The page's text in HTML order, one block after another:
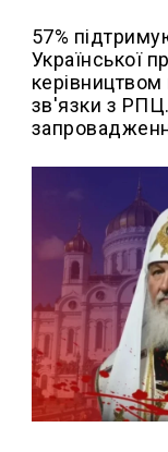
57%
Української
зв'язки з